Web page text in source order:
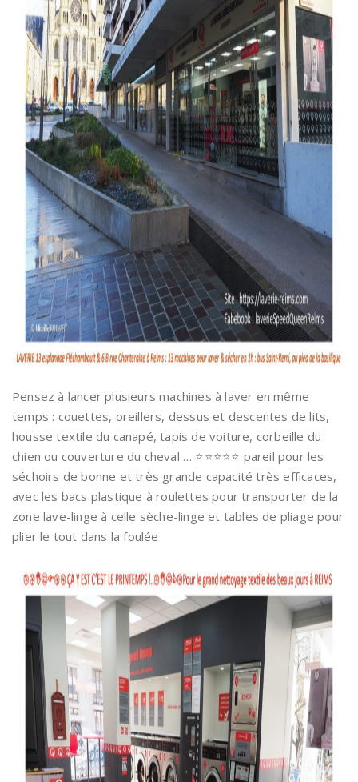
Pensez à lancer plusieurs machines à laver en même
temps : couettes, oreillers, dessus et descentes de lits,
housse textile du canapé, tapis de voiture, corbeille du
chien ou couverture du cheval … ⭐️⭐️⭐️⭐️⭐️ pareil pour les
séchoirs de bonne et très grande capacité très efficaces,
avec les bacs plastique à roulettes pour transporter de la
zone lave-linge à celle sèche-linge et tables de pliage pour
plier le tout dans la foulée